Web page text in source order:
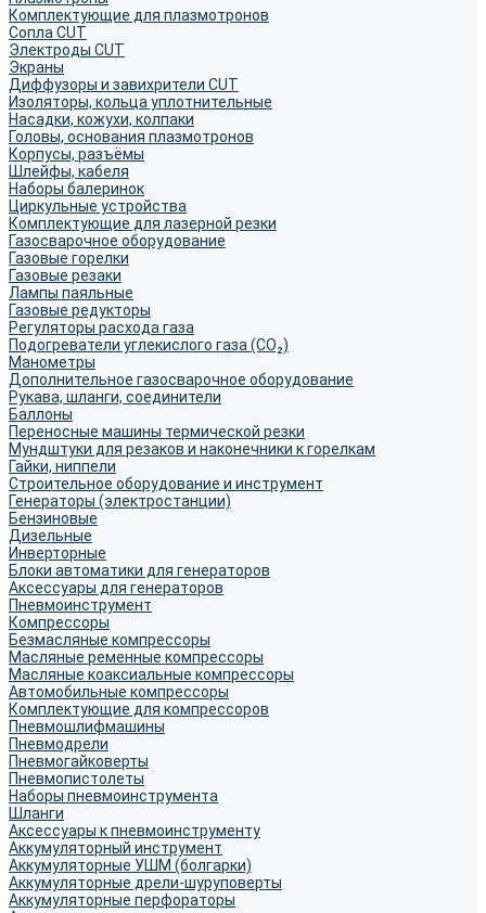
Комплектующие для плазмотронов
Сопла CUT
Электроды CUT
Экраны
Диффузоры и завихрители CUT
Изоляторы, кольца уплотнительные
Насадки, кожухи, колпаки
Головы, основания плазмотронов
Корпусы, разъёмы
Шлейфы, кабеля
Наборы балеринок
Циркульные устройства
Комплектующие для лазерной резки
Газосварочное оборудование
Газовые горелки
Газовые резаки
Лампы паяльные
Газовые редукторы
Регуляторы расхода газа
Подогреватели углекислого газа (CO₂)
Манометры
Дополнительное газосварочное оборудование
Рукава, шланги, соединители
Баллоны
Переносные машины термической резки
Мундштуки для резаков и наконечники к горелкам
Гайки, ниппели
Строительное оборудование и инструмент
Генераторы (электростанции)
Бензиновые
Дизельные
Инверторные
Блоки автоматики для генераторов
Аксессуары для генераторов
Пневмоинструмент
Компрессоры
Безмасляные компрессоры
Масляные ременные компрессоры
Масляные коаксиальные компрессоры
Автомобильные компрессоры
Комплектующие для компрессоров
Пневмошлифмашины
Пневмодрели
Пневмогайковерты
Пневмопистолеты
Наборы пневмоинструмента
Шланги
Аксессуары к пневмоинструменту
Аккумуляторный инструмент
Аккумуляторные УШМ (болгарки)
Аккумуляторные дрели-шуруповерты
Аккумуляторные перфораторы